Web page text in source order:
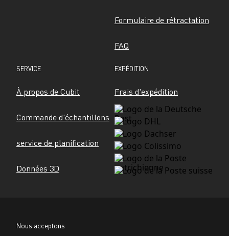
Formulaire de rétractation
FAQ
SERVICE
À propos de Cubit
Commande d'échantillons
service de planification
Données 3D
EXPÉDITION
Frais d'expédition
Nous acceptons